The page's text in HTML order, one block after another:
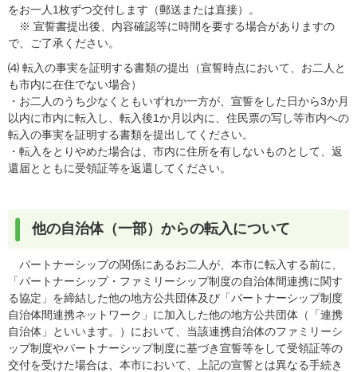
をお一人1枚ずつ交付します（郵送または直接）。
※ 宣誓書提出後、内容確認等に時間を要する場合がありますの
で、ご了承ください。
⑷ 転入の事実を証明する書類の提出（宣誓時点において、お二人と
も市内に在住でない場合）
・お二人のうち少なくともいずれか一方が、宣誓をした日から3か月
以内に市内に転入し、転入後1か月以内に、住⺠票の写し等市内への
転入の事実を証明する書類を提出してください。
・転入をとりやめた場合は、市内に住所を有しないものとして、返
還届とともに受領証等を返還してください。
他の自治体（一部）からの転入について
パートナーシップの関係にあるお二人が、本市に転入する前に、
「パートナーシップ・ファミリーシップ制度の自治体間連携に関す
る協定」を締結した他の地方公共団体及び「パートナーシップ制度
自治体間連携ネットワーク」に加入した他の地方公共団体（「連携
自治体」といいます。）において、当該連携自治体のファミリーシ
ップ制度やパートナーシップ制度に基づき宣誓等をして受領証等の
交付を受けた場合は、本市において、上記の宣誓とは異なる手続き